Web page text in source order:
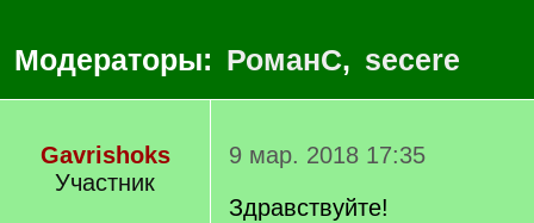
Модераторы: РоманС, secere
Gavrishoks
Участник
9 мар. 2018 17:35
Здравствуйте!